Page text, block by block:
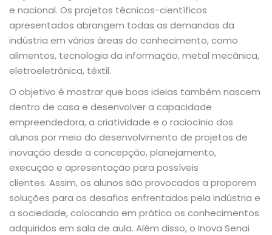
e nacional. Os projetos técnicos-científicos
apresentados abrangem todas as demandas da
indústria em várias áreas do conhecimento, como
alimentos, tecnologia da informação, metal mecânica,
eletroeletrônica, têxtil.
O objetivo é mostrar que boas ideias também nascem
dentro de casa e desenvolver a capacidade
empreendedora, a criatividade e o raciocínio dos
alunos por meio do desenvolvimento de projetos de
inovação desde a concepção, planejamento,
execução e apresentação para possíveis
clientes. Assim, os alunos são provocados a proporem
soluções para os desafios enfrentados pela indústria e
a sociedade, colocando em prática os conhecimentos
adquiridos em sala de aula. Além disso, o Inova Senai